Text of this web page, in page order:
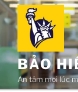
Chuyển
đến
nội
dungBẢO
An tâm mọi lúc